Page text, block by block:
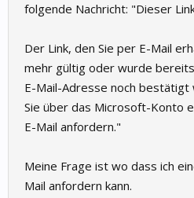
folgende Nachricht: "Dieser
Der Link, den Sie per E-Mail
mehr gültig oder wurde
E-Mail-Adresse noch bestätigt
Sie über das Microsoft-Konto
E-Mail anfordern."
Meine Frage ist wo dass ich
Mail anfordern kann.